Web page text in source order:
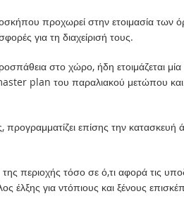
προχωρεί στην ετοιμασία των
για τη διαχείρισή τους.
στο χώρο, ήδη ετοιμάζεται μία
plan του παραλιακού μετώπου και
προγραμματίζει επίσης την
περιοχής τόσο σε ό,τι αφορά τις
έλξης για ντόπιους και ξένους